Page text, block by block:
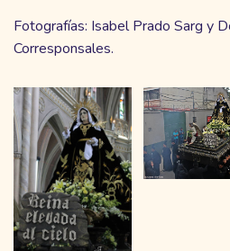
Fotografías: Isabel Prado Sarg y
Corresponsales.